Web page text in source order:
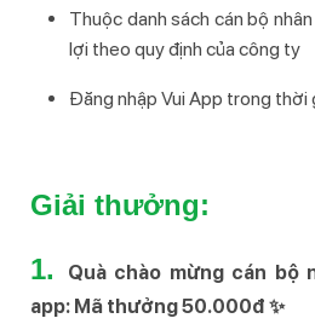
Thuộc danh sách cán bộ
lợi theo quy định của công ty
Đăng nhập Vui App trong thời
Giải thưởng:
1.
Quà chào mừng cán bộ
app: Mã thưởng 50.000đ ✨